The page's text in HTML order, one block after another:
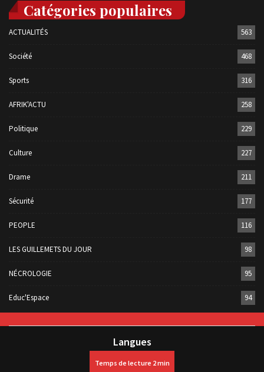
Catégories populaires
ACTUALITÉS 563
Société 468
Sports 316
AFRIK'ACTU 258
Politique 229
Culture 227
Drame 211
Sécurité 177
PEOPLE 116
LES GUILLEMETS DU JOUR 98
NÉCROLOGIE 95
Educ'Espace 94
Langues